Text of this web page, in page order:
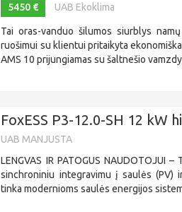
5450 € UAB Ekoklima
Tai oras-vanduo šilumos siurblys
ruošimui su klientui pritaikyta
AMS 10 prijungiamas su šaltnešio
FoxESS P3-12.0-SH 12 kW
UAB MANJUSTA
LENGVAS IR PATOGUS NAUDOTOJUI
sinchroniniu integravimu į saulės
tinka modernioms saulės energijos